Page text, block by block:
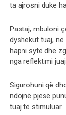
ta ajrosni duke
Pastaj, mbuloni
dyshekut tuaj,
hapni sytë dhe
nga reflektimi
Sigurohuni që
ndojnë pjesë
tuaj të stimuluar.